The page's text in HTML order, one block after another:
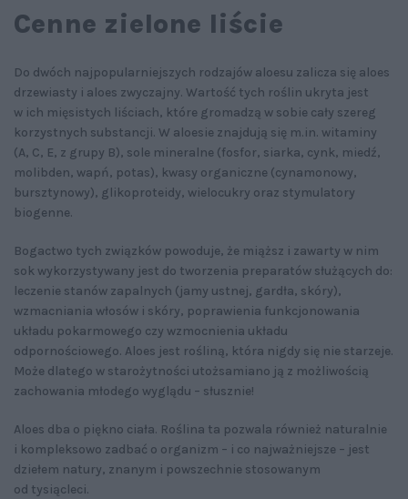
Cenne zielone liście
Do dwóch najpopularniejszych rodzajów aloesu zalicza się aloes
drzewiasty i aloes zwyczajny. Wartość tych roślin ukryta jest
w ich mięsistych liściach, które gromadzą w sobie cały szereg
korzystnych substancji. W aloesie znajdują się m.in. witaminy
(A, C, E, z grupy B), sole mineralne (fosfor, siarka, cynk, miedź,
molibden, wapń, potas), kwasy organiczne (cynamonowy,
bursztynowy), glikoproteidy, wielocukry oraz stymulatory
biogenne.
Bogactwo tych związków powoduje, że miąższ i zawarty w nim
sok wykorzystywany jest do tworzenia preparatów służących do:
leczenie stanów zapalnych (jamy ustnej, gardła, skóry),
wzmacniania włosów i skóry, poprawienia funkcjonowania
układu pokarmowego czy wzmocnienia układu
odpornościowego. Aloes jest rośliną, która nigdy się nie starzeje.
Może dlatego w starożytności utożsamiano ją z możliwością
zachowania młodego wyglądu – słusznie!
Aloes dba o piękno ciała. Roślina ta pozwala również naturalnie
i kompleksowo zadbać o organizm – i co najważniejsze – jest
dziełem natury, znanym i powszechnie stosowanym
od tysiącleci.